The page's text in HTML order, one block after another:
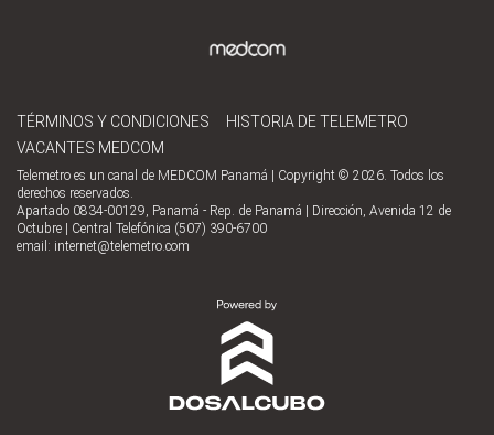
TÉRMINOS Y CONDICIONES
HISTORIA DE TELEMETRO
VACANTES MEDCOM
Telemetro es un canal de MEDCOM Panamá | Copyright © 2026. Todos los
derechos reservados.
Apartado 0834-00129, Panamá - Rep. de Panamá | Dirección, Avenida 12 de
Octubre | Central Telefónica (507) 390-6700
email: internet@telemetro.com